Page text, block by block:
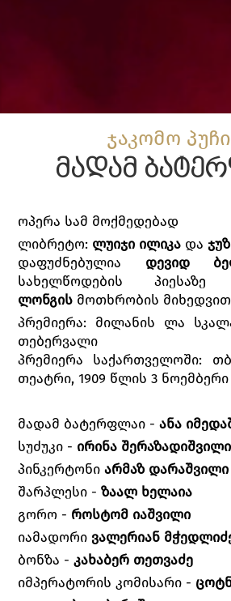
ჯაკომო
მადამ
ოპერა სამ მოქმედებად
ლიბრეტო: ლუიჯი ილიკა და
დაფუძნებულია დევიდ
სახელწოდების პიესაზე
ლონგის მოთხრობის მიხედვით
პრემიერა: მილანის ლა
თებერვალი
პრემიერა საქართველოში:
თეატრი, 1909 წლის 3 ნოემბერი
მადამ ბატერფლაი -ანა
სუძუკი - ირინა შერაზადიშვილი
პინკერტონიარმაზ დარაშვილი
შარპლესი -ზაალ ხელაია
გორო - როსტომ იაშვილი
იამადორი ვალერიან
ბონზა -კახაბერ თეთვაძე
იმპერატორის კომისარი -